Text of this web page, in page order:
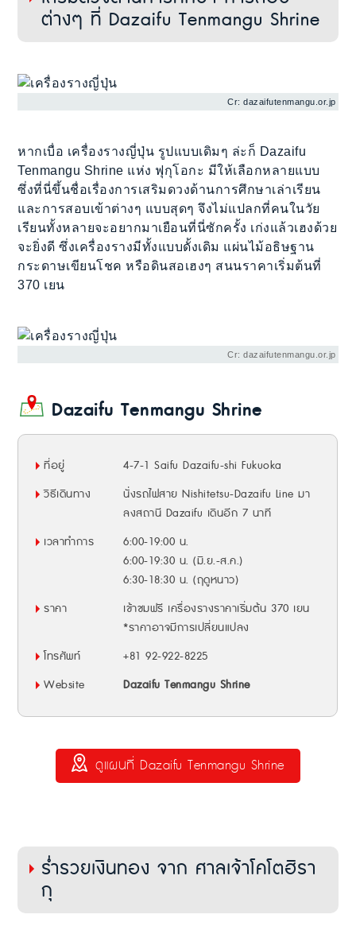
ต่างๆ ที่ Dazaifu Tenmangu Shrine
Cr: dazaifutenmangu.or.jp
หากเบื่อ เครื่องรางญี่ปุ่น รูปแบบเดิมๆ ล่ะก็ Dazaifu
Tenmangu Shrine แห่ง ฟุกุโอกะ มีให้เลือกหลายแบบ
ซึ่งที่นี่ขึ้นชื่อเรื่องการเสริมดวงด้านการศึกษาเล่าเรียน
และการสอบเข้าต่างๆ แบบสุดๆ จึงไม่แปลกที่คนในวัย
เรียนทั้งหลายจะอยากมาเยือนที่นี่ซักครั้ง เก่งแล้วเฮงด้วย
จะยิ่งดี ซึ่งเครื่องรางมีทั้งแบบดั้งเดิม แผ่นไม้อธิษฐาน
กระดาษเขียนโชค หรือดินสอเฮงๆ สนนราคาเริ่มต้นที่
370 เยน
Cr: dazaifutenmangu.or.jp
Dazaifu Tenmangu Shrine
ที่อยู่
4-7-1 Saifu Dazaifu-shi Fukuoka
วิธีเดินทาง
นั่งรถไฟสาย Nishitetsu-Dazaifu Line มา
ลงสถานี Dazaifu เดินอีก 7 นาที
เวลาทำการ
6:00-19:00 น.
6:00-19:30 น. (มิ.ย.-ส.ค.)
6:30-18:30 น. (ฤดูหนาว)
ราคา
เข้าชมฟรี เครื่องรางราคาเริ่มต้น 370 เยน
*ราคาอาจมีการเปลี่ยนแปลง
โทรศัพท์
+81 92-922-8225
Website
Dazaifu Tenmangu Shrine
ดูแผนที่ Dazaifu Tenmangu Shrine
ร่ำรวยเงินทอง จาก ศาลเจ้าโคโตฮิรา
กุ